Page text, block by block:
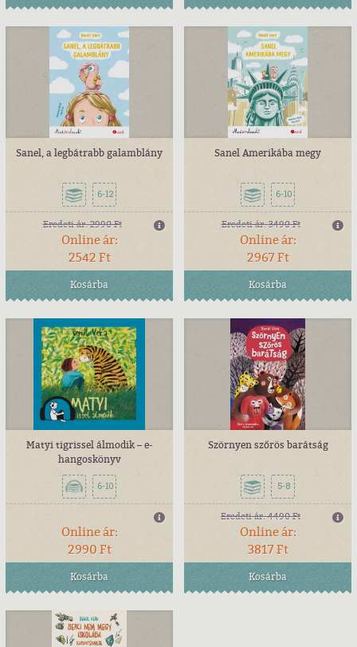
Sanel, a legbátrabb galamblány
6-12
Eredeti ár:2990 Ft
Online ár:
2542 Ft
Kosárba
Sanel Amerikába megy
6-10
Eredeti ár:3490 Ft
Online ár:
2967 Ft
Kosárba
Matyi tigrissel álmodik – e-
hangoskönyv
6-10
Online ár:
2990 Ft
Kosárba
Szörnyen szőrös barátság
5-8
Eredeti ár:4490 Ft
Online ár:
3817 Ft
Kosárba